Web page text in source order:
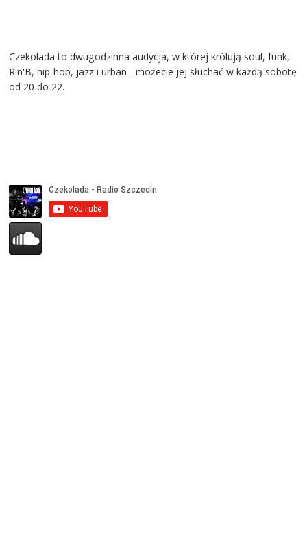
Czekolada to dwugodzinna audycja, w której królują soul, funk,
R'n'B, hip-hop, jazz i urban - możecie jej słuchać w każdą sobotę
od 20 do 22.